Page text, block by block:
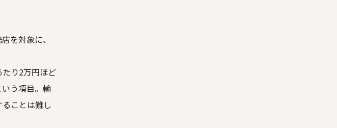
を対象に、
り2万円ほど
う項目。輸
ことは難し